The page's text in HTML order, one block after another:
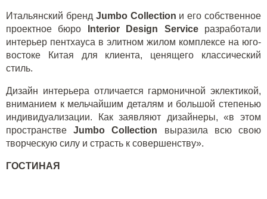
Итальянский бренд Jumbo Collection и его собственное
проектное бюро
Interior Design Service
разработали
интерьер пентхауса в элитном жилом комплексе на юго-
востоке Китая для клиента, ценящего классический
стиль.
Дизайн интерьера отличается гармоничной эклектикой,
вниманием к мельчайшим деталям и большой степенью
индивидуализации. Как заявляют дизайнеры, «в этом
пространствеJumbo Collection
выразила всю свою
творческую силу и страсть к совершенству».
ГОСТИНАЯ